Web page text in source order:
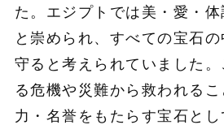
た。エジプトでは美・愛・
と崇められ、すべての宝石
守ると考えられていました
る危機や災難から救われる
力・名誉をもたらす宝石と